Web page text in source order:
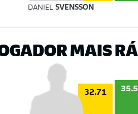
DANIELSVENSSON
MAIS
32.71